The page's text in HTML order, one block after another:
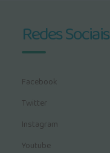
Redes Sociais
Facebook
Twitter
Instagram
Youtube